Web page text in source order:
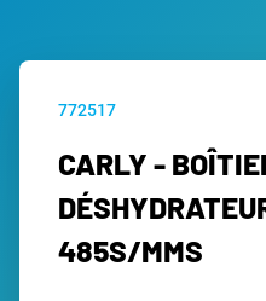
772517
CARLY -
485S/MMS